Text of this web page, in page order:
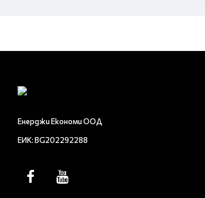
Енерджи Економи ООД
ЕИК: BG202292288